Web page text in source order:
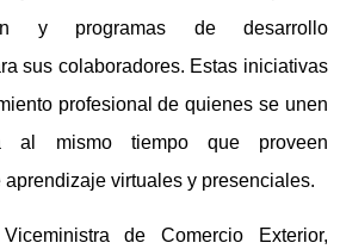
y programas de desarrollo
sus colaboradores. Estas iniciativas
profesional de quienes se unen
al mismo tiempo que proveen
virtuales y presenciales.
de Comercio Exterior,